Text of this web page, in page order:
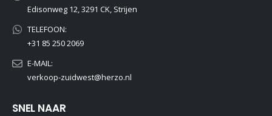
Edisonweg 12, 3291 CK, Strijen
TELEFOON:
+31 85 250 2069
E-MAIL:
verkoop-zuidwest@herzo.nl
SNEL NAAR